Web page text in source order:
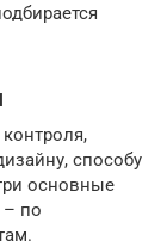
способу
основные
– по